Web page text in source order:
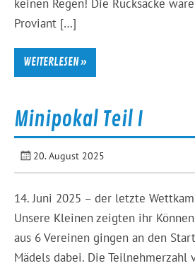
keinen Regen! Die Rucksäcke
Proviant […]
WEITERLESEN »
Minipokal Teil I
20. August 2025
14. Juni 2025 – der letzte
Unsere Kleinen zeigten ihr
aus 6 Vereinen gingen an den
Mädels dabei. Die Teilnehmerzahl